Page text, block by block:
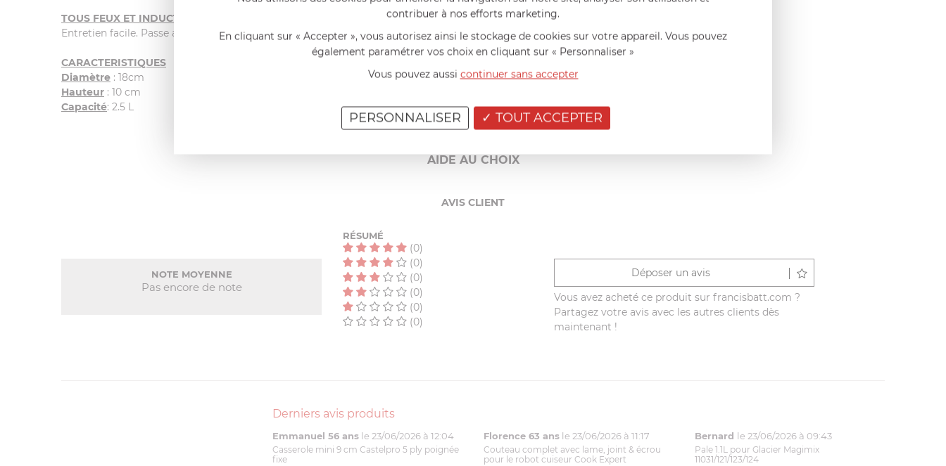
TOUS FEUX ET INDUCTION
Entretien facile. Passe au lave-vaisselle.
CARACTERISTIQUES
Diamètre : 18cm
Hauteur : 10 cm
Capacité: 2.5 L
AIDE AU CHOIX
AVIS CLIENT
NOTE MOYENNE
Pas encore de note
RÉSUMÉ
(0)
(0)
(0)
(0)
(0)
(0)
Déposer un avis
Vous avez acheté ce produit sur francisbatt.com ?
Partagez votre avis avec les autres clients dès
maintenant !
Derniers avis produits
Emmanuel 56 ans le 23/06/2026 à 12:04
Casserole mini 9 cm Castelpro 5 ply poignée
fixe
Florence 63 ans le 23/06/2026 à 11:17
Couteau complet avec lame, joint & écrou
pour le robot cuiseur Cook Expert
Bernard le 23/06/2026 à 09:43
Pale 1.1L pour Glacier Magimix
11031/121/123/124
contribuer à nos efforts marketing.
En cliquant sur « Accepter », vous autorisez ainsi le stockage de cookies sur votre appareil. Vous pouvez
également paramétrer vos choix en cliquant sur « Personnaliser »
Vous pouvez aussi continuer sans accepter
TOUT ACCEPTER
PERSONNALISER